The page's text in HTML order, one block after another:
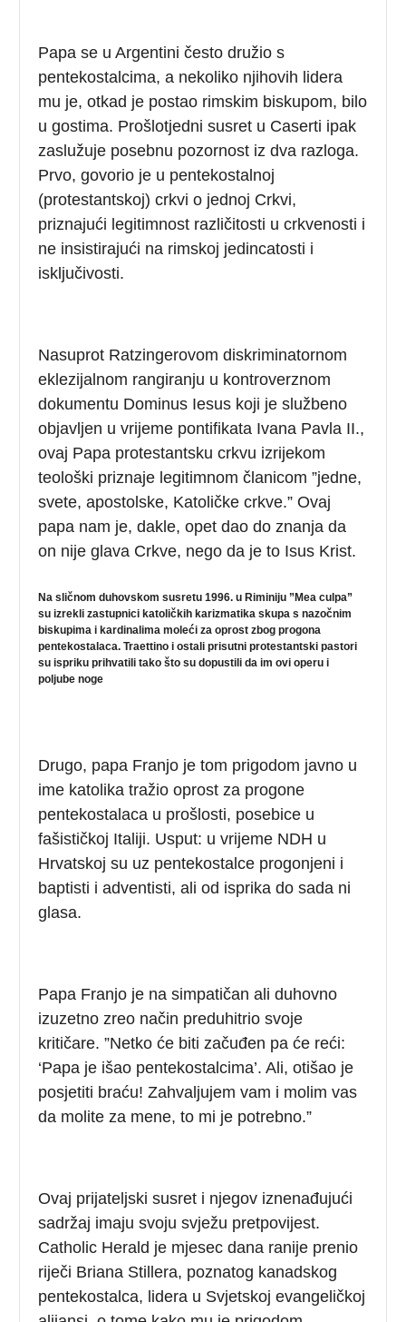
Papa se u Argentini često družio s
pentekostalcima, a nekoliko njihovih lidera
mu je, otkad je postao rimskim biskupom, bilo
u gostima. Prošlotjedni susret u Caserti ipak
zaslužuje posebnu pozornost iz dva razloga.
Prvo, govorio je u pentekostalnoj
(protestantskoj) crkvi o jednoj Crkvi,
priznajući legitimnost različitosti u crkvenosti i
ne insistirajući na rimskoj jedincatosti i
isključivosti.
Nasuprot Ratzingerovom diskriminatornom
eklezijalnom rangiranju u kontroverznom
dokumentu Dominus Iesus koji je službeno
objavljen u vrijeme pontifikata Ivana Pavla II.,
ovaj Papa protestantsku crkvu izrijekom
teološki priznaje legitimnom članicom ”jedne,
svete, apostolske, Katoličke crkve.” Ovaj
papa nam je, dakle, opet dao do znanja da
on nije glava Crkve, nego da je to Isus Krist.
Na sličnom duhovskom susretu 1996. u Riminiju ”Mea culpa”
su izrekli zastupnici katoličkih karizmatika skupa s nazočnim
biskupima i kardinalima moleći za oprost zbog progona
pentekostalaca. Traettino i ostali prisutni protestantski pastori
su ispriku prihvatili tako što su dopustili da im ovi operu i
poljube noge
Drugo, papa Franjo je tom prigodom javno u
ime katolika tražio oprost za progone
pentekostalaca u prošlosti, posebice u
fašističkoj Italiji. Usput: u vrijeme NDH u
Hrvatskoj su uz pentekostalce progonjeni i
baptisti i adventisti, ali od isprika do sada ni
glasa.
Papa Franjo je na simpatičan ali duhovno
izuzetno zreo način preduhitrio svoje
kritičare. ”Netko će biti začuđen pa će reći:
‘Papa je išao pentekostalcima’. Ali, otišao je
posjetiti braću! Zahvaljujem vam i molim vas
da molite za mene, to mi je potrebno.”
Ovaj prijateljski susret i njegov iznenađujući
sadržaj imaju svoju svježu pretpovijest.
Catholic Herald je mjesec dana ranije prenio
riječi Briana Stillera, poznatog kanadskog
pentekostalca, lidera u Svjetskoj evangeličkoj